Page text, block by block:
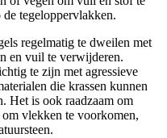
tegeloppervlakken.
regelmatig te dweilen met
en vuil te verwijderen.
te zijn met agressieve
die krassen kunnen
Het is ook raadzaam om
vlekken te voorkomen,